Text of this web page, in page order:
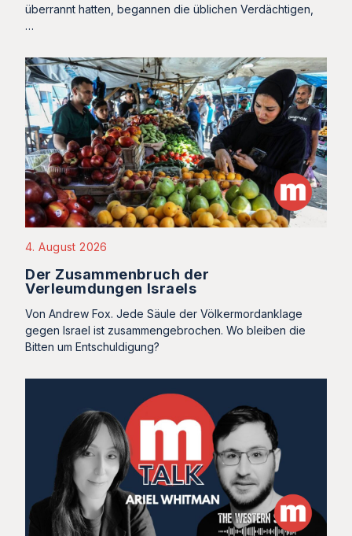
überrannt hatten, begannen die üblichen Verdächtigen,
…
4. August 2026
Der Zusammenbruch der
Verleumdungen Israels
Von Andrew Fox. Jede Säule der Völkermordanklage
gegen Israel ist zusammengebrochen. Wo bleiben die
Bitten um Entschuldigung?